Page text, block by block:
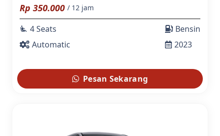
Rp 350.000 / 12 jam
airline_seat_recline_extra 4 Seats
Automatic
Bensin
2023
Pesan Sekarang